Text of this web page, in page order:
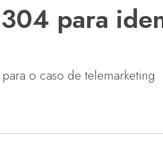
para
o caso de telemarketing